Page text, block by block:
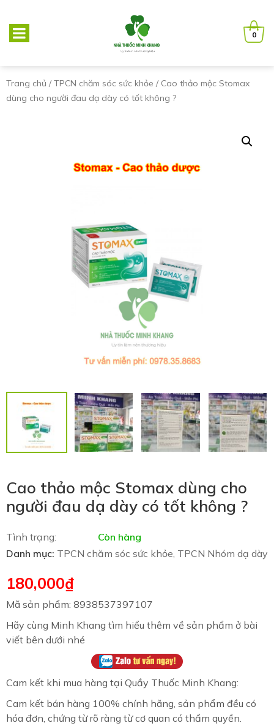
0
Trang chủ / TPCN chăm sóc sức khỏe / Cao thảo mộc Stomax
dùng cho người đau dạ dày có tốt không ?
Cao thảo mộc Stomax dùng cho
người đau dạ dày có tốt không ?
Tình trạng:
Còn hàng
Danh mục: TPCN chăm sóc sức khỏe TPCN Nhóm dạ dày
180,000₫
Mã sản phẩm: 8938537397107
Hãy cùng Minh Khang tìm hiểu thêm về sản phẩm ở bài
viết bên dưới nhé
Cam kết khi mua hàng tại Quầy Thuốc Minh Khang:
Cam kết bán hàng 100% chính hãng, sản phẩm đều có
hóa đơn, chứng từ rõ ràng từ cơ quan có thẩm quyền.